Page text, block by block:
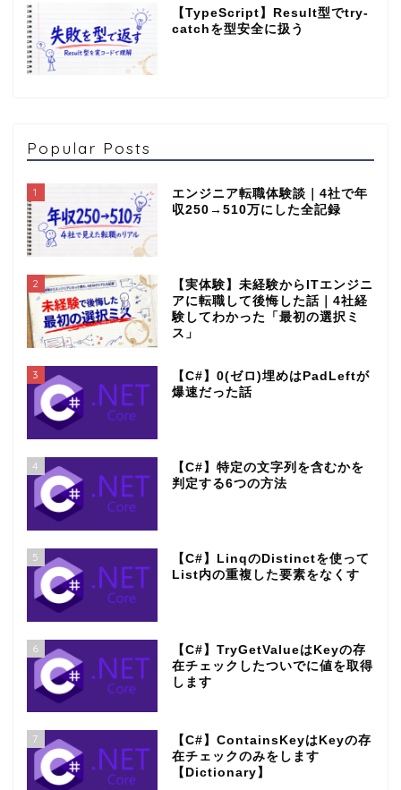
【TypeScript】Result型でtry-
catchを型安全に扱う
Popular Posts
1
エンジニア転職体験談｜4社で年
収250→510万にした全記録
2
【実体験】未経験からITエンジニ
アに転職して後悔した話｜4社経
験してわかった「最初の選択ミ
ス」
3
【C#】0(ゼロ)埋めはPadLeftが
爆速だった話
4
【C#】特定の文字列を含むかを
判定する6つの方法
5
【C#】LinqのDistinctを使って
List内の重複した要素をなくす
6
【C#】TryGetValueはKeyの存
在チェックしたついでに値を取得
します
7
【C#】ContainsKeyはKeyの存
在チェックのみをします
【Dictionary】